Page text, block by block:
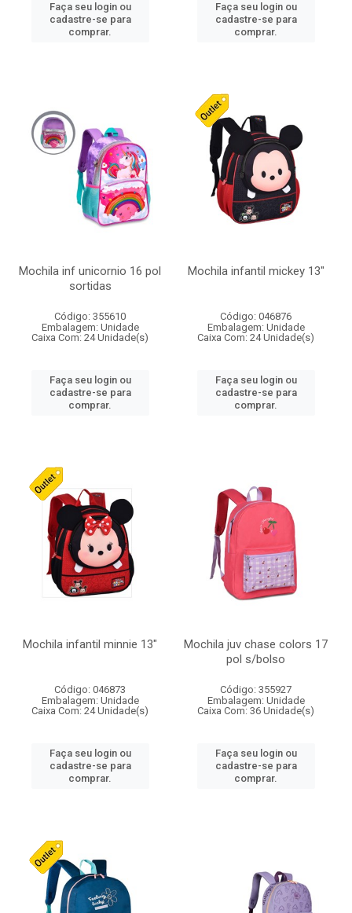
Faça seu login ou
cadastre-se para
comprar.
Faça seu login ou
cadastre-se para
comprar.
Mochila inf unicornio 16 pol
sortidas
Código: 355610
Embalagem: Unidade
Caixa Com: 24 Unidade(s)
Faça seu login ou
cadastre-se para
comprar.
Mochila infantil mickey 13"
Código: 046876
Embalagem: Unidade
Caixa Com: 24 Unidade(s)
Faça seu login ou
cadastre-se para
comprar.
Mochila infantil minnie 13"
Código: 046873
Embalagem: Unidade
Caixa Com: 24 Unidade(s)
Faça seu login ou
cadastre-se para
comprar.
Mochila juv chase colors 17
pol s/bolso
Código: 355927
Embalagem: Unidade
Caixa Com: 36 Unidade(s)
Faça seu login ou
cadastre-se para
comprar.